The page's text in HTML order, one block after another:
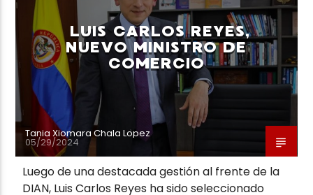
Neiva Estereo
LUIS CARLOS REYES,
NUEVO MINISTRO DE
COMERCIO
Tania Xiomara Chala Lopez
05/29/2024
Luego de una destacada gestión al frente de la
DIAN, Luis Carlos Reyes ha sido seleccionado